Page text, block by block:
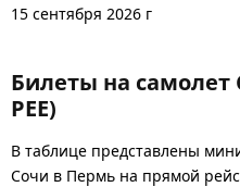
15 сентября 2026 г
Билеты на самолет
PEE)
В таблице представлены
Сочи в Пермь на прямой